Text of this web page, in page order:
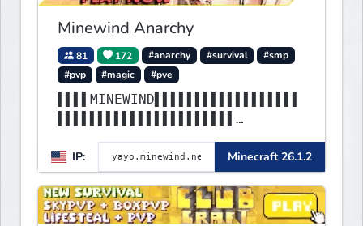
Minewind Anarchy
81 172 #anarchy #survival
#smp
#pvp
#magic #pve
▌▌▌▌MINEWIND▌▌▌▌▌▌▌▌▌▌▌▌▌▌▌▌▌▌
▌▌▌▌▌▌▌▌▌▌▌▌▌▌▌▌▌▌▌▌▌▌▌▌▌▌▌▌▌▌
▌▌▌▌▌▌▌▌▌▌▌▌▌▌▌▌▌▌▌▌▌▌
IP: Minecraft 26.1.2